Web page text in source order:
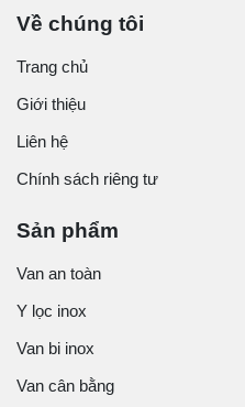
Về chúng tôi
Trang chủ
Giới thiệu
Liên hệ
Chính sách riêng tư
Sản phẩm
Van an toàn
Y lọc inox
Van bi inox
Van cân bằng